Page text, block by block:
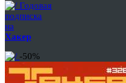
Годовая
подписка
на
Хакер
-50%